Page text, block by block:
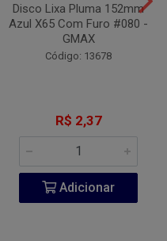
Disco Lixa Pluma 152mm
Azul X65 Com Furo #080 -
GMAX
Código: 13678
R$ 2,37
Adicionar